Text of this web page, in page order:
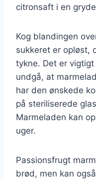
citronsaft i en
Kog blandingen
sukkeret er opløst,
tykne. Det er
undgå, at
har den ønskede
på steriliserede
Marmeladen kan
uger.
Passionsfrugt
brød, men kan